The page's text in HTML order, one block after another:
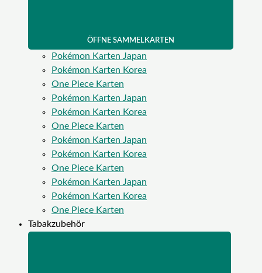
ÖFFNE SAMMELKARTEN
Pokémon Karten Japan
Pokémon Karten Korea
One Piece Karten
Pokémon Karten Japan
Pokémon Karten Korea
One Piece Karten
Pokémon Karten Japan
Pokémon Karten Korea
One Piece Karten
Pokémon Karten Japan
Pokémon Karten Korea
One Piece Karten
Tabakzubehör